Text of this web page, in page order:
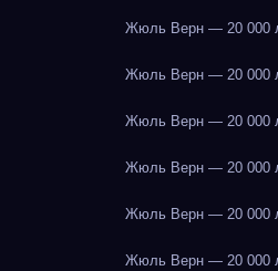
Жюль Верн — 20 000
Жюль Верн — 20 000
Жюль Верн — 20 000
Жюль Верн — 20 000
Жюль Верн — 20 000
Жюль Верн — 20 000